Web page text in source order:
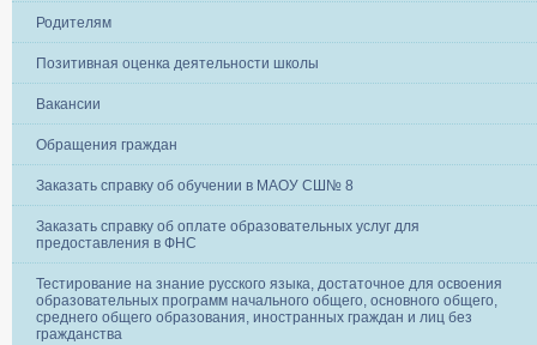
Родителям
Позитивная оценка деятельности школы
Вакансии
Обращения граждан
Заказать справку об обучении в МАОУ СШ№ 8
Заказать справку об оплате образовательных услуг для
предоставления в ФНС
Тестирование на знание русского языка, достаточное для освоения
образовательных программ начального общего, основного общего,
среднего общего образования, иностранных граждан и лиц без
гражданства